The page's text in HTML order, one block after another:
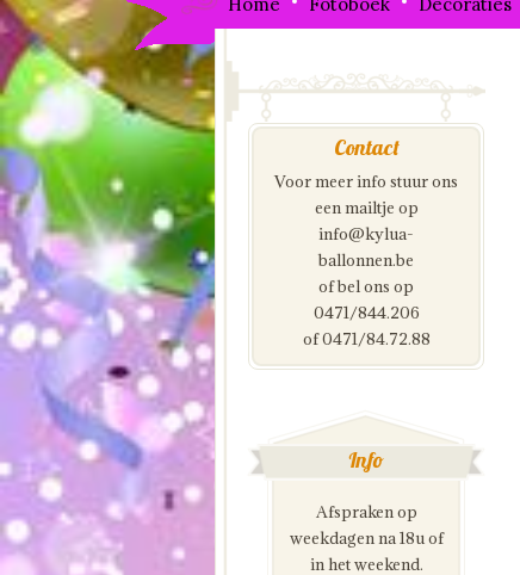
Contact
Voor meer info stuur ons
een mailtje op
info@kylua-
ballonnen.be
of bel ons op
0471/844.206
of 0471/84.72.88
Info
Afspraken op
weekdagen na 18u of
in het weekend.